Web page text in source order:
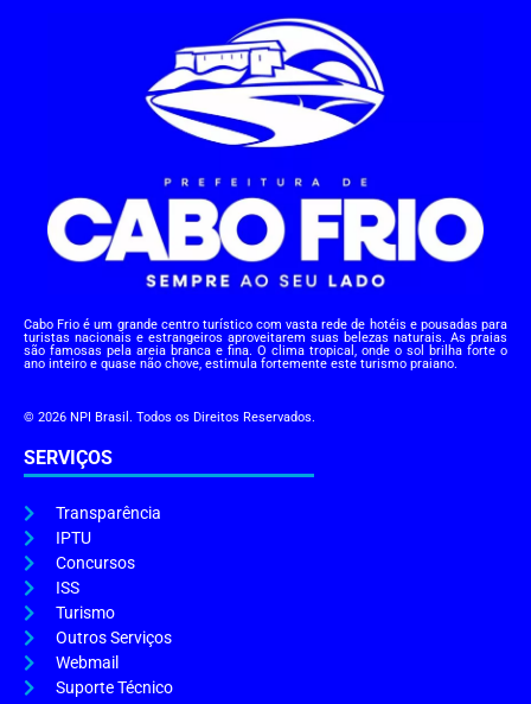
Cabo Frio é um grande centro turístico com vasta rede de hotéis e pousadas para
turistas nacionais e estrangeiros aproveitarem suas belezas naturais. As praias
são famosas pela areia branca e fina. O clima tropical, onde o sol brilha forte o
ano inteiro e quase não chove, estimula fortemente este turismo praiano.
© 2026 NPI Brasil. Todos os Direitos Reservados.
SERVIÇOS
Transparência
IPTU
Concursos
ISS
Turismo
Outros Serviços
Webmail
Suporte Técnico